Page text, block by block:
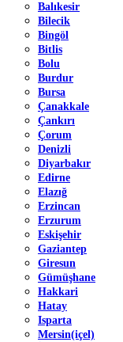
Balıkesir
Bilecik
Bingöl
Bitlis
Bolu
Burdur
Bursa
Çanakkale
Çankırı
Çorum
Denizli
Diyarbakır
Edirne
Elazığ
Erzincan
Erzurum
Eskişehir
Gaziantep
Giresun
Gümüşhane
Hakkari
Hatay
Isparta
Mersin(içel)